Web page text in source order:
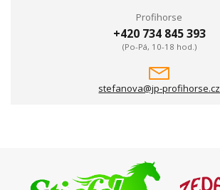
Profihorse
+420 734 845 393
(Po-Pá, 10-18 hod.)
stefanova@jp-profihorse.cz